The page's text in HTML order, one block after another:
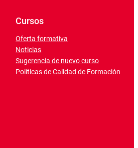
Cursos
Oferta formativa
Noticias
Sugerencia de nuevo curso
Políticas de Calidad de Formación